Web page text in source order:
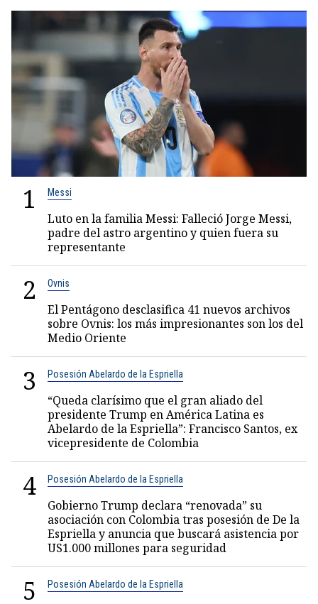
1 Messi
Luto en la familia Messi: Falleció Jorge Messi,
padre del astro argentino y quien fuera su
representante
2 Ovnis
El Pentágono desclasifica 41 nuevos archivos
sobre Ovnis: los más impresionantes son los del
Medio Oriente
3 Posesión Abelardo de la Espriella
“Queda clarísimo que el gran aliado del
presidente Trump en América Latina es
Abelardo de la Espriella”: Francisco Santos, ex
vicepresidente de Colombia
4 Posesión Abelardo de la Espriella
Gobierno Trump declara “renovada” su
asociación con Colombia tras posesión de De la
Espriella y anuncia que buscará asistencia por
US1.000 millones para seguridad
5 Posesión Abelardo de la Espriella